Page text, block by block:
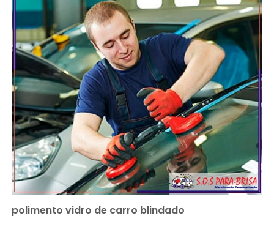
polimento vidro de carro blindado